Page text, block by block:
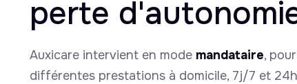
perte
Auxicare intervient en mode mandataire,
différentes prestations à domicile, 7j/7 et